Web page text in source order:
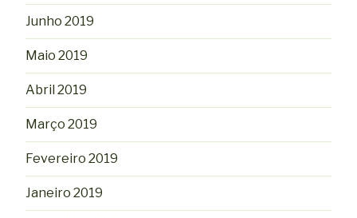
Junho 2019
Maio 2019
Abril 2019
Março 2019
Fevereiro 2019
Janeiro 2019